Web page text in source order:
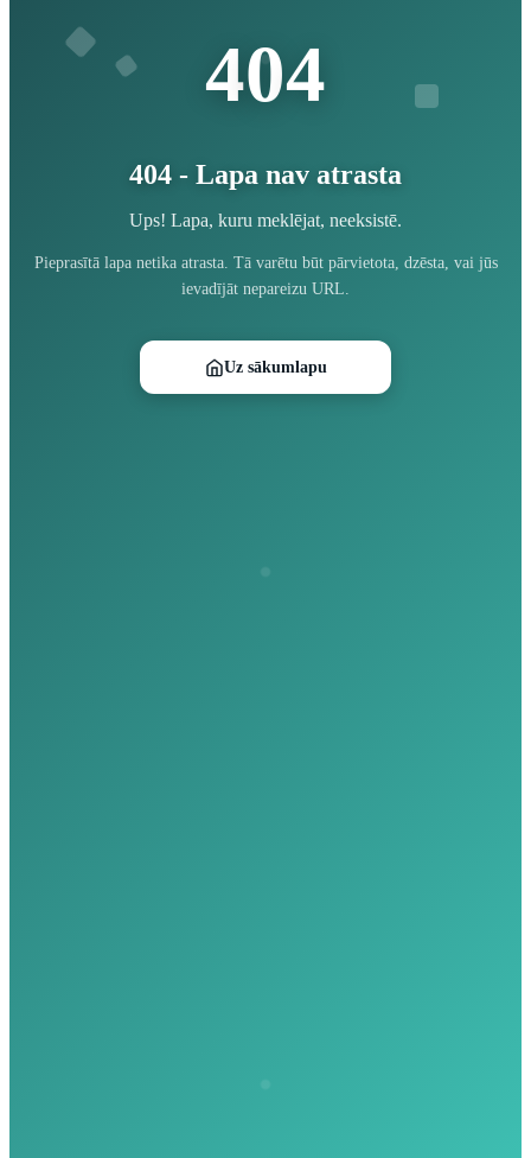
404
404 - Lapa nav atrasta
Ups! Lapa, kuru meklējat, neeksistē.
Pieprasītā lapa netika atrasta. Tā varētu būt pārvietota, dzēsta, vai jūs
ievadījāt nepareizu URL.
Uz sākumlapu